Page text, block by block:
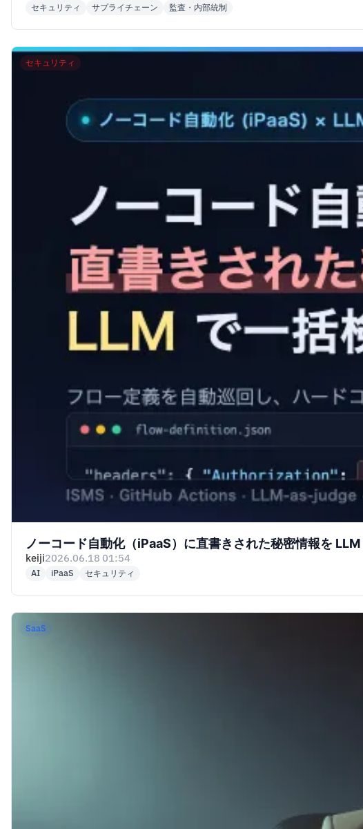
セキュリティ サプライチェーン 監査・内部統制
セキュリティ
ノーコード自動化（iPaaS）に直書きされた秘密情報を
keiji2026.06.18 01:54
AI iPaaS セキュリティ
SaaS